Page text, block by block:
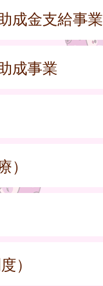
成金支給事業
成事業
）